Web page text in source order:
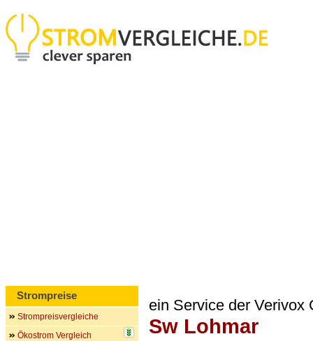
ein Service der Verivox
Sw Lohmar
Strompreise
Strompreisvergleiche
Ökostrom Vergleich